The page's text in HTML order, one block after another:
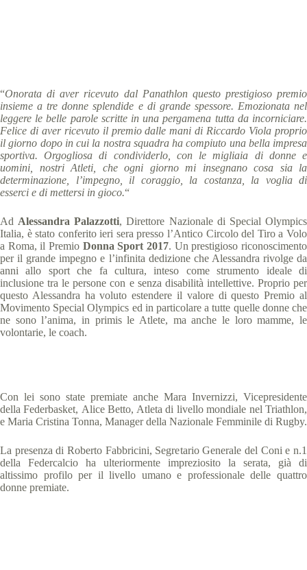
“Onorata di aver ricevuto dal Panathlon questo prestigioso premio
insieme a tre donne splendide e di grande spessore. Emozionata nel
leggere le belle parole scritte in una pergamena tutta da incorniciare.
Felice di aver ricevuto il premio dalle mani di Riccardo Viola proprio
il giorno dopo in cui la nostra squadra ha compiuto una bella impresa
sportiva. Orgogliosa di condividerlo, con le migliaia di donne e
uomini, nostri Atleti, che ogni giorno mi insegnano cosa sia la
determinazione, l’impegno, il coraggio, la costanza, la voglia di
esserci e di mettersi in gioco.“
Ad Alessandra Palazzotti, Direttore Nazionale di Special Olympics
Italia, è stato conferito ieri sera presso l’Antico Circolo del Tiro a Volo
a Roma, il Premio Donna Sport 2017. Un prestigioso riconoscimento
per il grande impegno e l’infinita dedizione che Alessandra rivolge da
anni allo sport che fa cultura, inteso come strumento ideale di
inclusione tra le persone con e senza disabilità intellettive. Proprio per
questo Alessandra ha voluto estendere il valore di questo Premio al
Movimento Special Olympics ed in particolare a tutte quelle donne che
ne sono l’anima, in primis le Atlete, ma anche le loro mamme, le
volontarie, le coach.
Con lei sono state premiate anche Mara Invernizzi, Vicepresidente
della Federbasket, Alice Betto, Atleta di livello mondiale nel Triathlon,
e Maria Cristina Tonna, Manager della Nazionale Femminile di Rugby.
La presenza di Roberto Fabbricini, Segretario Generale del Coni e n.1
della Federcalcio ha ulteriormente impreziosito la serata, già di
altissimo profilo per il livello umano e professionale delle quattro
donne premiate.